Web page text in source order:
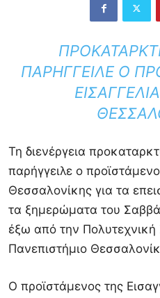
ΠΑΡΉΓΓΕΙΛΕ Ο
Τη διενέργεια
παρήγγειλε ο
Θεσσαλονίκης για τα
τα ξημερώματα του
έξω από την Πολυτεχνική
Πανεπιστήμιο
Ο προϊστάμενος της